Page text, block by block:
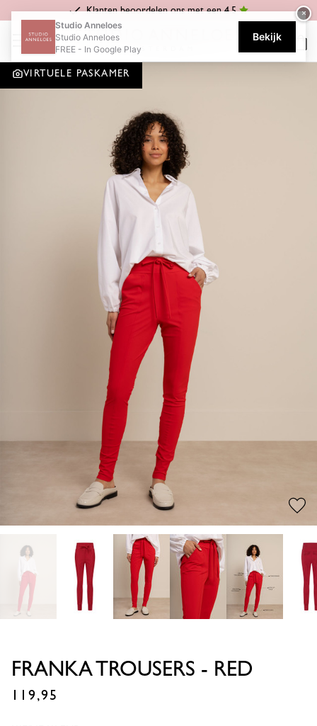
Klanten beoordelen ons met een 4.5
Home Celena Franka trousers - red
VIRTUELE PASKAMER
FRANKA TROUSERS - RED
119,95
×
Studio Anneloes
Studio Anneloes
FREE - In Google Play
Bekijk